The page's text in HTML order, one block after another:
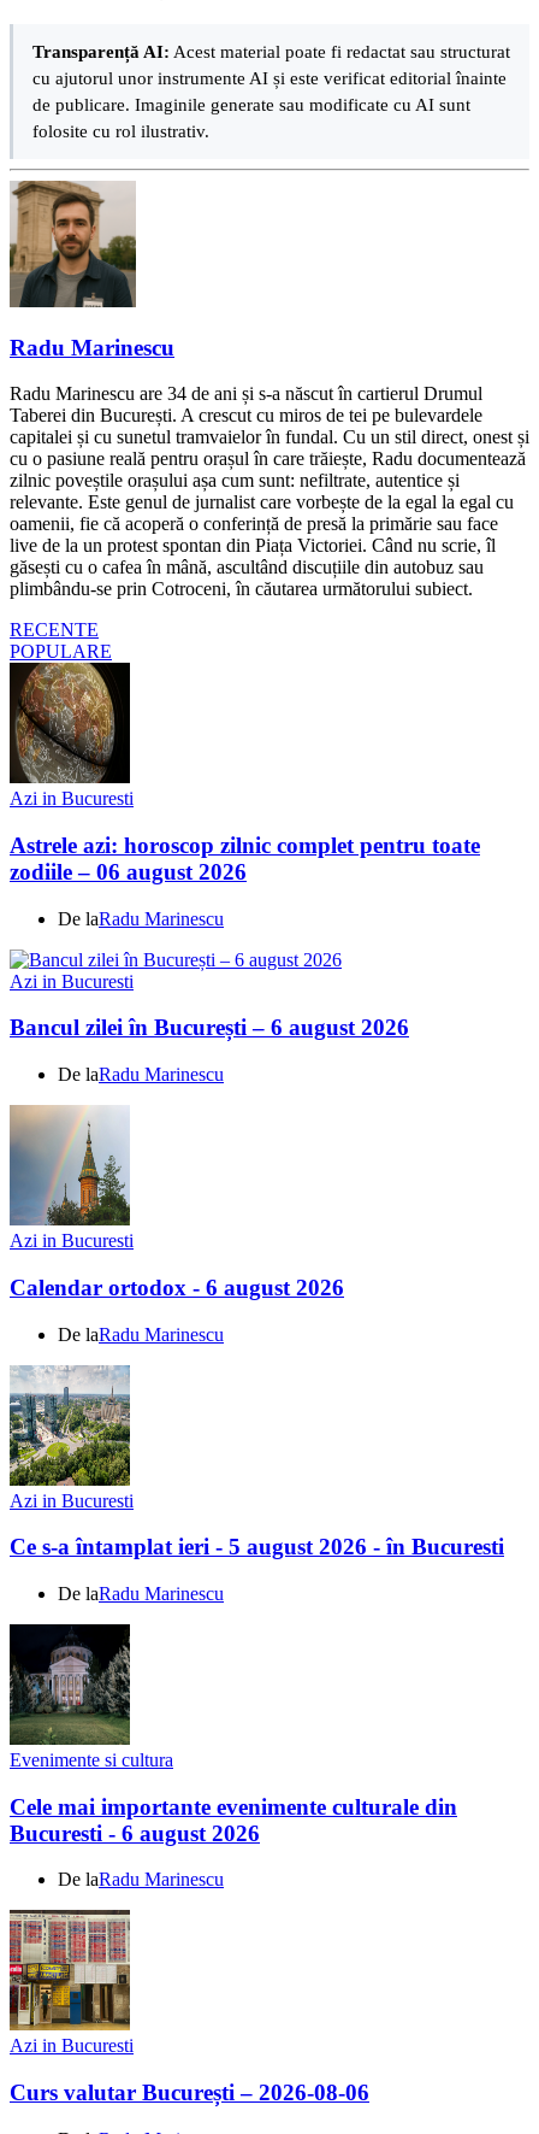
Transparență AI: Acest material poate fi redactat sau structurat
cu ajutorul unor instrumente AI și este verificat editorial înainte
de publicare. Imaginile generate sau modificate cu AI sunt
folosite cu rol ilustrativ.
Radu Marinescu
Radu Marinescu are 34 de ani și s-a născut în cartierul Drumul
Taberei din București. A crescut cu miros de tei pe bulevardele
capitalei și cu sunetul tramvaielor în fundal. Cu un stil direct, onest și
cu o pasiune reală pentru orașul în care trăiește, Radu documentează
zilnic poveștile orașului așa cum sunt: nefiltrate, autentice și
relevante. Este genul de jurnalist care vorbește de la egal la egal cu
oamenii, fie că acoperă o conferință de presă la primărie sau face
live de la un protest spontan din Piața Victoriei. Când nu scrie, îl
găsești cu o cafea în mână, ascultând discuțiile din autobuz sau
plimbându-se prin Cotroceni, în căutarea următorului subiect.
RECENTE
POPULARE
Azi in Bucuresti
Astrele azi: horoscop zilnic complet pentru toate
zodiile – 06 august 2026
De laRadu Marinescu
Azi in Bucuresti
Bancul zilei în București – 6 august 2026
De laRadu Marinescu
Azi in Bucuresti
Calendar ortodox - 6 august 2026
De laRadu Marinescu
Azi in Bucuresti
Ce s-a întamplat ieri - 5 august 2026 - în Bucuresti
De laRadu Marinescu
Evenimente si cultura
Cele mai importante evenimente culturale din
Bucuresti - 6 august 2026
De laRadu Marinescu
Azi in Bucuresti
Curs valutar București – 2026-08-06